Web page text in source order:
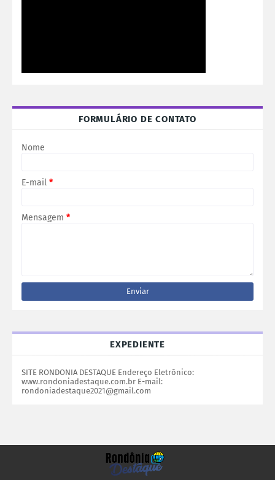
FORMULÁRIO DE CONTATO
Nome
E-mail *
Mensagem *
EXPEDIENTE
SITE RONDONIA DESTAQUE Endereço Eletrônico:
www.rondoniadestaque.com.br E-mail:
rondoniadestaque2021@gmail.com